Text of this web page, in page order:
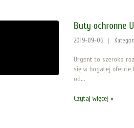
Buty ochronne
2019-09-06
Urgent to szeroko
się w bogatej ofercie
od...
Czytaj więcej »